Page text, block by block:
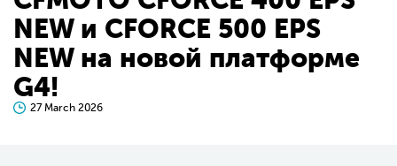
NEW и CFORCE 500 EPS
NEW на новой платформе
G4!
27 March 2026